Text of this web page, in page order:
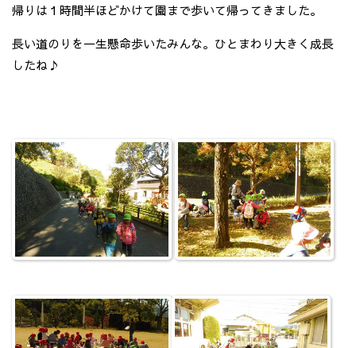
帰りは１時間半ほどかけて園まで歩いて帰ってきました。
長い道のりを一生懸命歩いたみんな。ひとまわり大きく成長
したね♪